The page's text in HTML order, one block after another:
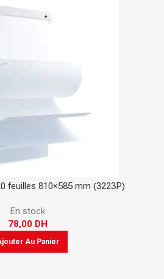
feuilles 810×585 mm (3223P)
En stock
78,00 DH
Au Panier